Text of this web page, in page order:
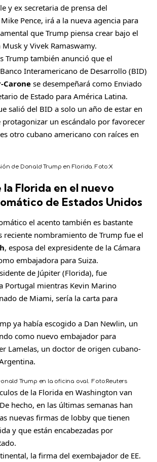
y ex secretaria de prensa del
Pence, irá a la nueva agencia para
que Trump piensa crear bajo el
y Vivek Ramaswamy.
Trump también anunció que el
Interamericano de Desarrollo (BID)
Caronese desempeñará como Enviado
de Estado para América Latina.
salió del BID a solo un año de estar en
un escándalo por favorecer
otro cubano americano con raíces en
de Donald Trump en Florida. Foto:X
la Florida en el nuevo
de Estados Unidos
el acento también es bastante
reciente nombramiento de Trump fue el
, esposa del expresidente de la Cámara
embajadora para Suiza.
de Júpiter (Florida), fue
Portugal mientras Kevin Marino
de Miami, sería la carta para
ya había escogido a Dan Newlin, un
como nuevo embajador para
Lamelas, un doctor de origen cubano-
Trump en la oficina oval. Foto:Reuters
de la Florida en Washington van
hecho, en las últimas semanas han
nuevas firmas de lobby que tienen
y que están encabezadas por
la firma del exembajador de EE.